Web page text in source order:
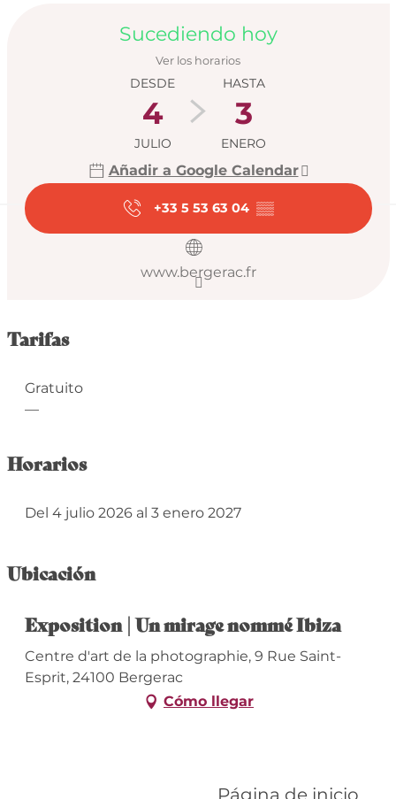
Página de inicio
Horarios y datos
Sucediendo hoy
Ver los horarios
DESDE
4
JULIO
HASTA
3
ENERO
Añadir a Google Calendar
+33 5 53 63 04 ▒▒
www.bergerac.fr
Tarifas
Gratuito
—
Horarios
Del 4 julio 2026 al 3 enero 2027
Ubicación
Exposition | Un mirage nommé Ibiza
Centre d'art de la photographie, 9 Rue Saint-
Esprit, 24100 Bergerac
Cómo llegar